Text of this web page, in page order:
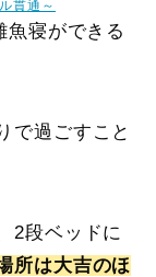
貫通～
魚寝ができる
で過ごすこと
2段ベッドに
所は大吉のほ